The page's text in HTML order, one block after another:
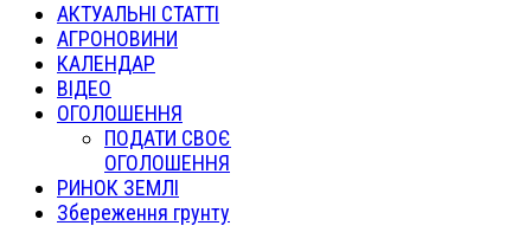
АКТУАЛЬНІ СТАТТІ
АГРОНОВИНИ
КАЛЕНДАР
ВІДЕО
ОГОЛОШЕННЯ
ПОДАТИ СВОЄ
ОГОЛОШЕННЯ
РИНОК ЗЕМЛІ
Збереження грунту